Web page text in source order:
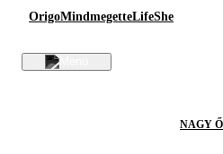
OrigoMindmegetteLifeShe
NAGY Ő